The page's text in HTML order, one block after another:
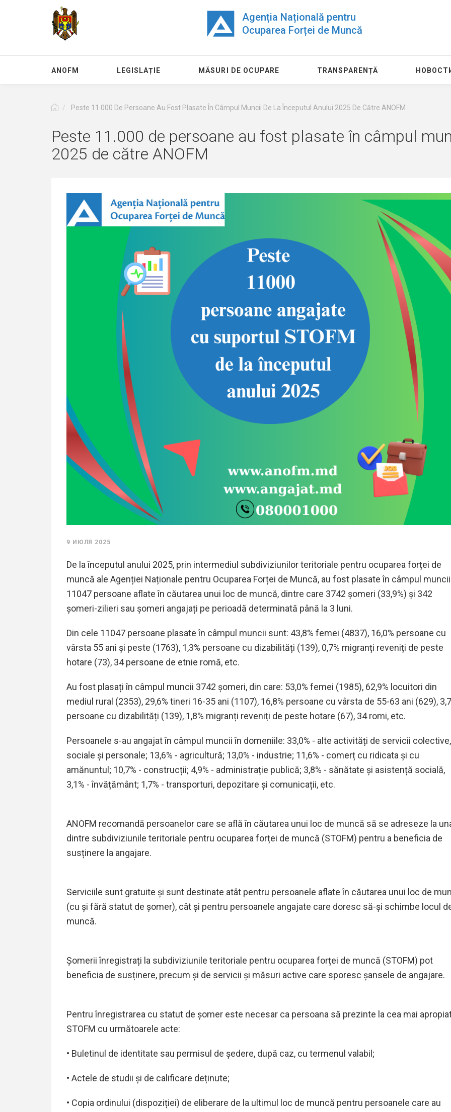
Agenția Națională pentru
Ocuparea Forței de Muncă
ANOFM LEGISLAȚIE MĂSURI DE OCUPARE TRANSPARENȚĂ
Peste 11.000 De Persoane Au Fost Plasate În Câmpul Muncii De La Începutul Anului 2025 De Către ANOFM
Peste 11.000 de persoane au fost plasate în câmpul
2025 de către ANOFM
9 ИЮЛЯ 2025
De la începutul anului 2025, prin intermediul subdiviziunilor teritoriale pentru ocuparea forței de
muncă ale Agenției Naționale pentru Ocuparea Forței de Muncă, au fost plasate în câmpul muncii
11047 persoane aflate în căutarea unui loc de muncă, dintre care 3742 șomeri (33,9%) și 342
șomeri-zilieri sau șomeri angajați pe perioadă determinată până la 3 luni.
Din cele 11047 persoane plasate în câmpul muncii sunt: 43,8% femei (4837), 16,0% persoane cu
vârsta 55 ani și peste (1763), 1,3% persoane cu dizabilități (139), 0,7% migranți reveniți de peste
hotare (73), 34persoane de etnie romă, etc.
Au fost plasați în câmpul muncii 3742 șomeri, din care: 53,0% femei (1985), 62,9% locuitori din
mediul rural (2353), 29,6% tineri 16-35 ani (1107), 16,8% persoane cu vârsta de 55-63 ani (629), 3,7
persoane cu dizabilități (139), 1,8% migranți reveniți de peste hotare (67), 34romi, etc.
Persoanele s-au angajat în câmpul muncii în domeniile: 33,0% - alte activități de servicii colective,
sociale și personale; 13,6% - agricultură; 13,0% - industrie; 11,6% - comerț cu ridicata și cu
amănuntul; 10,7% - construcții; 4,9% - administrație publică; 3,8% - sănătate și asistență socială,
3,1% -învățământ; 1,7% - transporturi, depozitare și comunicații, etc.
ANOFM recomandă persoanelor care se află în căutarea unui loc de muncă să se adreseze la
dintre subdiviziunile teritoriale pentru ocuparea forței de muncă (STOFM) pentru a beneficia de
susținere la angajare.
Serviciile sunt gratuite și sunt destinate atât pentru persoanele aflate în căutarea unui loc de
(cu și fără statut de șomer), cât și pentru persoanele angajate care doresc să-și schimbe locul
muncă.
Șomerii înregistrați la subdiviziunile teritoriale pentru ocuparea forței de muncă (STOFM) pot
beneficia de susținere, precum și de servicii și măsuri active care sporesc șansele de angajare.
Pentru înregistrarea cu statut de șomer este necesar ca persoana să prezinte la cea mai
STOFM cu următoarele acte:
• Buletinul de identitate sau permisul de ședere, după caz, cu termenul valabil;
• Actele de studii și de calificare deținute;
• Copia ordinului (dispoziției) de eliberare de la ultimul loc de muncă pentru persoanele care au
vacante la 24.07.2026
186
11 августа
Agenția
Ocuparea
Muncă
pentru
56